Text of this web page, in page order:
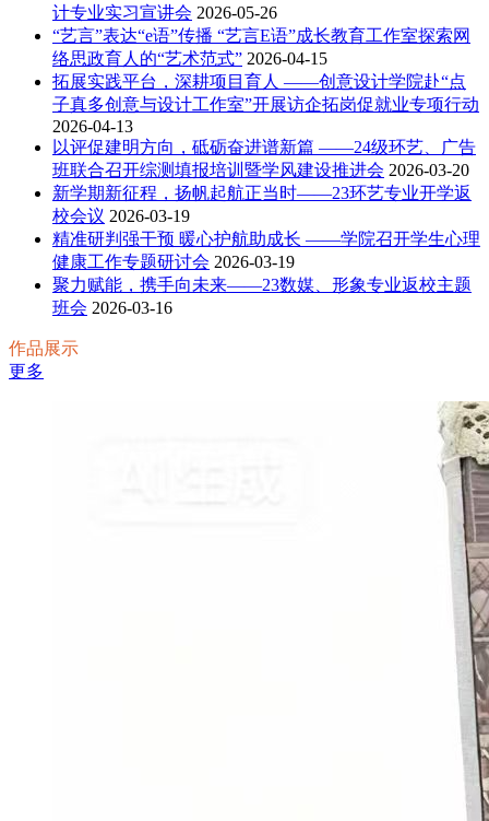
计专业实习宣讲会 2026-05-26
“艺言”表达“e语”传播 “艺言E语”成长教育工作室探索网
络思政育人的“艺术范式” 2026-04-15
拓展实践平台，深耕项目育人 ——创意设计学院赴“点
子真多创意与设计工作室”开展访企拓岗促就业专项行动
2026-04-13
以评促建明方向，砥砺奋进谱新篇 ——24级环艺、广告
班联合召开综测填报培训暨学风建设推进会 2026-03-20
新学期新征程，扬帆起航正当时——23环艺专业开学返
校会议 2026-03-19
精准研判强干预 暖心护航助成长 ——学院召开学生心理
健康工作专题研讨会 2026-03-19
聚力赋能，携手向未来——23数媒、形象专业返校主题
班会 2026-03-16
作品展示
更多